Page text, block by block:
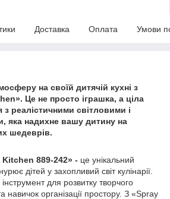
Доставка Оплата Умови
на своїй дитячій кухні з
Це не просто іграшка, а ціла
з реалістичними світловими і
яка надихне вашу дитину на
шедеврів.
889-242» - це унікальний
дітей у захопливий світ кулінарії.
для розвитку творчого
організації простору. З «Spray